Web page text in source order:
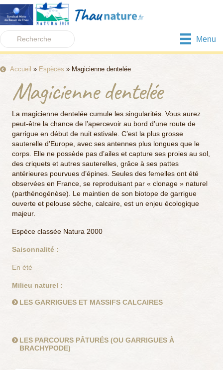
Menu
Accueil » Espèces » Magicienne dentelée
Magicienne dentelée
La magicienne dentelée cumule les singularités. Vous aurez
peut-être la chance de l’apercevoir au bord d’une route de
garrigue en début de nuit estivale. C’est la plus grosse
sauterelle d’Europe, avec ses antennes plus longues que le
corps. Elle ne possède pas d’ailes et capture ses proies au sol,
des criquets et autres sauterelles, grâce à ses pattes
antérieures pourvues d’épines. Seules des femelles ont été
observées en France, se reproduisant par « clonage » naturel
(parthénogénèse). Le maintien de son biotope de garrigue
ouverte et pelouse sèche, calcaire, est un enjeu écologique
majeur.
Espèce classée Natura 2000
Saisonnalité :
En été
Milieu naturel :
LES GARRIGUES ET MASSIFS CALCAIRES
LES PARCOURS PÂTURÉS (OU GARRIGUES À
BRACHYPODE)